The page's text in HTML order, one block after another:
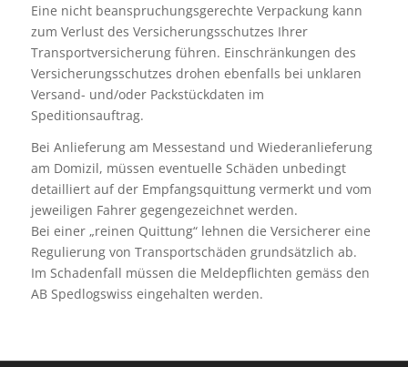
Eine nicht beanspruchungsgerechte Verpackung kann
zum Verlust des Versicherungsschutzes Ihrer
Transportversicherung führen. Einschränkungen des
Versicherungsschutzes drohen ebenfalls bei unklaren
Versand- und/oder Packstückdaten im
Speditionsauftrag.
Bei Anlieferung am Messestand und Wiederanlieferung
am Domizil, müssen eventuelle Schäden unbedingt
detailliert auf der Empfangsquittung vermerkt und vom
jeweiligen Fahrer gegengezeichnet werden.
Bei einer „reinen Quittung“ lehnen die Versicherer eine
Regulierung von Transportschäden grundsätzlich ab.
Im Schadenfall müssen die Meldepflichten gemäss den
AB Spedlogswiss eingehalten werden.